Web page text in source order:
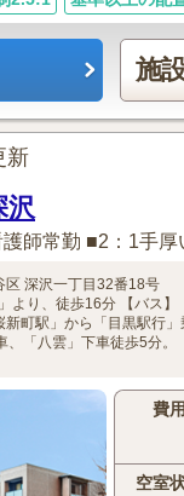
施
新
沢
師常勤 ■2：1手厚
区 深沢一丁目32番18号
より、徒歩16分 【バス】
新町駅」から「目黒駅行
、「八雲」下車徒歩5分。
費用
空室